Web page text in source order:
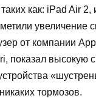
как: iPad Air 2,
увеличение
от компании
показал высокую
тормозов.